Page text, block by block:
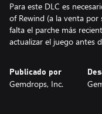
Para este DLC es
of Rewind (a la venta por
falta el parche más
actualizar el juego antes
Publicado por
Gemdrops, Inc.